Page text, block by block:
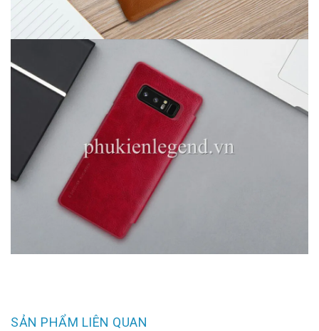
SẢN PHẨM LIÊN QUAN